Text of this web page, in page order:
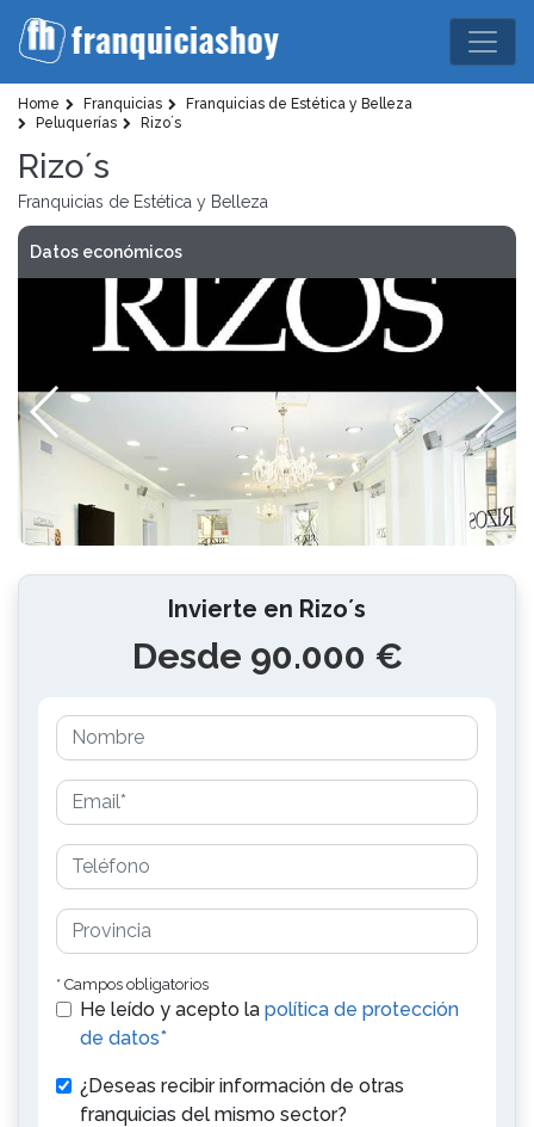
Home Franquicias
Franquicias de Estética y Belleza
Peluquerías
Rizo´s
Rizo´s
Franquicias de Estética y Belleza
Datos económicos
Invierte en Rizo´s
Desde 90.000 €
* Campos obligatorios
He leído y acepto la política de protección
de datos*
¿Deseas recibir información de otras
franquicias del mismo sector?